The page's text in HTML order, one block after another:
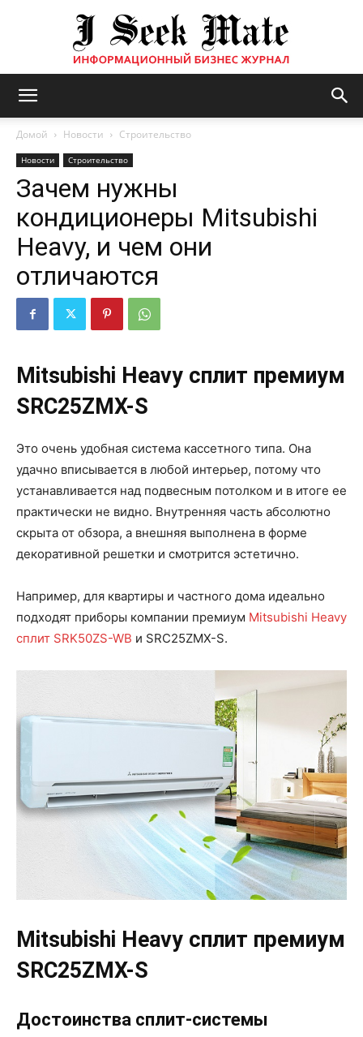
|
Домой Новости Строительство
Новости Строительство
Зачем нужны
кондиционеры Mitsubishi
Heavy, и чем они
отличаются
Mitsubishi Heavy сплит премиум
SRC25ZMX-S
Это очень удобная система кассетного типа. Она
удачно вписывается в любой интерьер, потому что
устанавливается над подвесным потолком и в итоге ее
практически не видно. Внутренняя часть абсолютно
скрыта от обзора, а внешняя выполнена в форме
декоративной решетки и смотрится эстетично.
Например, для квартиры и частного дома идеально
подходят приборы компании премиум Mitsubishi Heavy
сплит SRK50ZS-WB и SRC25ZMX-S.
Mitsubishi Heavy сплит премиум
SRC25ZMX-S
Достоинства сплит-системы